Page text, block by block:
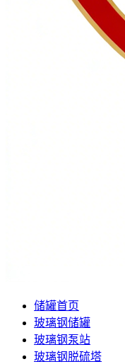
储罐首页
玻璃钢储罐
玻璃钢泵站
玻璃钢脱硫塔